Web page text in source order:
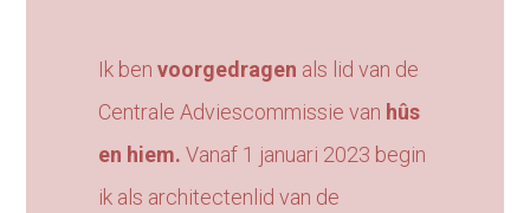
Ik ben voorgedragen als lid van de
Centrale Adviescommissie van hûs
en hiem. Vanaf 1 januari 2023 begin
ik als architectenlid van de